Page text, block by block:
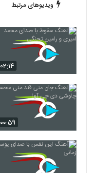
ویدیوهای مرتبط
۰۲:۱۴
۰۰:۵۹